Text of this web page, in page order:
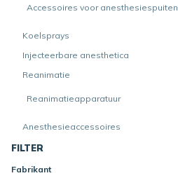
Accessoires voor anesthesiespuiten
Koelsprays
Injecteerbare anesthetica
Reanimatie
Reanimatieapparatuur
Anesthesieaccessoires
FILTER
Fabrikant